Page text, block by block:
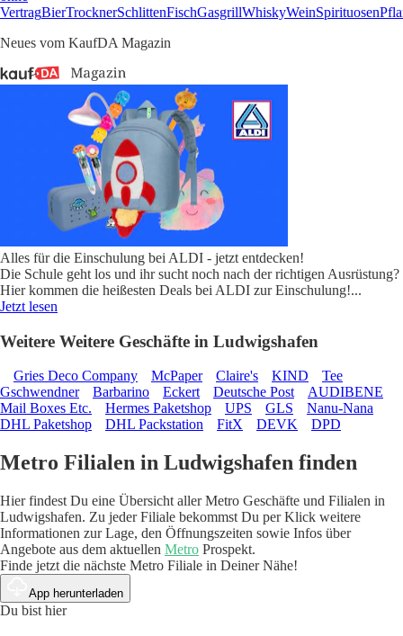
VertragBierTrocknerSchlittenFischGasgrillWhiskyWeinSpirituosen
Neues vom KaufDA Magazin
Alles für die Einschulung bei ALDI - jetzt entdecken!
Die Schule geht los und ihr sucht noch nach der richtigen Ausrüstung?
Hier kommen die heißesten Deals bei ALDI zur Einschulung!...
Jetzt lesen
Weitere Weitere Geschäfte in Ludwigshafen
Gries Deco Company McPaper Claire's KIND
Tee
Gschwendner
Barbarino Eckert Deutsche Post
AUDIBENE
Mail Boxes Etc.
Hermes Paketshop UPS GLS
Nanu-Nana
DHL Paketshop
DHL Packstation FitX DEVK DPD
Metro Filialen in Ludwigshafen finden
Hier findest Du eine Übersicht aller Metro Geschäfte und Filialen in
Ludwigshafen. Zu jeder Filiale bekommst Du per Klick weitere
Informationen zur Lage, den Öffnungszeiten sowie Infos über
Angebote aus dem aktuellen Metro Prospekt.
Finde jetzt die nächste Metro Filiale in Deiner Nähe!
App herunterladen
Du bist hier